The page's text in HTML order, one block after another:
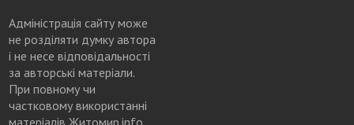
Адміністрація сайту може
не розділяти думку автора
і не несе відповідальності
за авторські матеріали.
При повному чи
частковому використанні